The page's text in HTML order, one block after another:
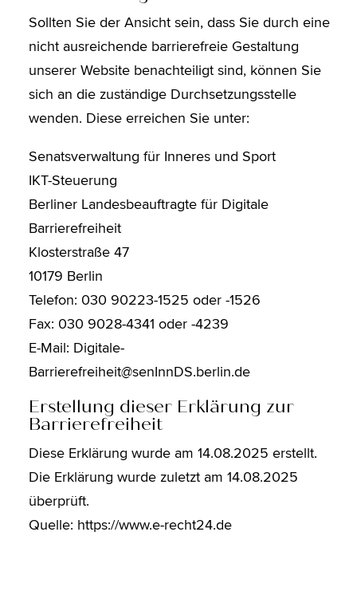
Sollten Sie der Ansicht sein, dass Sie durch eine
nicht ausreichende barrierefreie Gestaltung
unserer Website benachteiligt sind, können Sie
sich an die zuständige Durchsetzungsstelle
wenden. Diese erreichen Sie unter:
Senatsverwaltung für Inneres und Sport
IKT-Steuerung
Berliner Landesbeauftragte für Digitale
Barrierefreiheit
Klosterstraße 47
10179 Berlin
Telefon: 030 90223-1525 oder -1526
Fax: 030 9028-4341 oder -4239
E-Mail: Digitale-
Barrierefreiheit@senInnDS.berlin.de
Erstellung dieser Erklärung zur
Barrierefreiheit
Diese Erklärung wurde am 14.08.2025 erstellt.
Die Erklärung wurde zuletzt am 14.08.2025
überprüft.
Quelle: https://www.e-recht24.de